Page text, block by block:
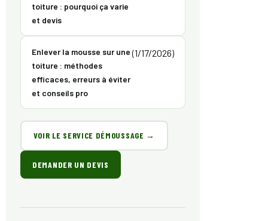
toiture : pourquoi ça varie
et devis
Enlever la mousse sur une
toiture : méthodes
efficaces, erreurs à éviter
et conseils pro
(1/17/2026)
VOIR LE SERVICE DÉMOUSSAGE →
DEMANDER UN DEVIS